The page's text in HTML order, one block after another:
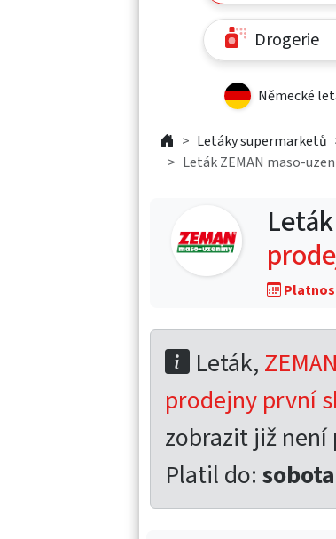
Drogerie
Německé
Letáky supermarketů
Leták ZEMAN maso-
Leták
Leták,
prodejny první
zobrazit již není
Platil do: